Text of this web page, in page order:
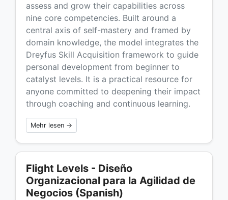
assess and grow their capabilities across
nine core competencies. Built around a
central axis of self-mastery and framed by
domain knowledge, the model integrates the
Dreyfus Skill Acquisition framework to guide
personal development from beginner to
catalyst levels. It is a practical resource for
anyone committed to deepening their impact
through coaching and continuous learning.
Mehr lesen →
Flight Levels - Diseño
Organizacional para la Agilidad de
Negocios (Spanish)